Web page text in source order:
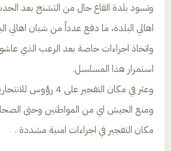
وتسود بلدة القاع حال من التشنج بعد
اهالي البلدة، ما دفع عدداً من شبان اهالي
واتخاذ اجراءات خاصة بعد الرعب الذي
استمرار هذا المسلسل.
وعثر في مكان التفجير
ومنع الجيش اي من المواطنين وحتى
مكان التفجير في اجراءات امنية مشددة .